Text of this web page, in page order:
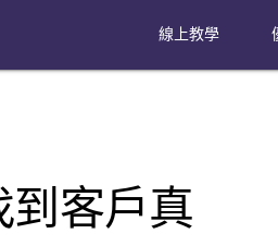
線上教學
到客戶真